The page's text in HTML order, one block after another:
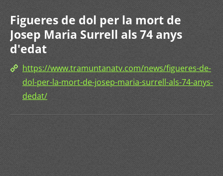
Figueres de dol per la mort de
Josep Maria Surrell als 74 anys
d'edat
https://www.tramuntanatv.com/news/figueres-de-
dol-per-la-mort-de-josep-maria-surrell-als-74-anys-
dedat/